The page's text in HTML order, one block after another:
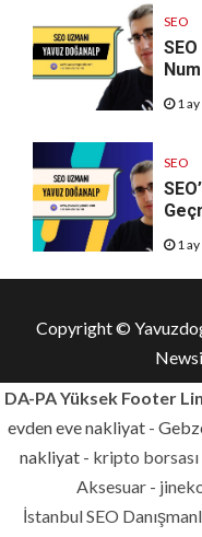
SEO
1 ay
SEO
1 ay
Copyright ©
DA-PA Yüksek Footer
evden eve nakliyat -
nakliyat - kripto borsası
Aksesuar -
İstanbul SEO